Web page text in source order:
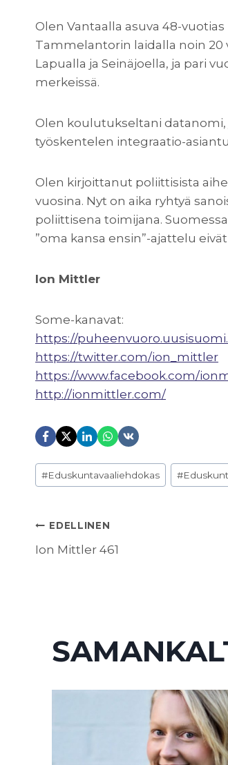
Olen Vantaalla asuva 48-
Tammelantorin laidalla noin 20
Lapualla ja Seinäjoella, ja pari
merkeissä.
Olen koulutukseltani datanomi,
työskentelen integraatio-
Olen kirjoittanut poliittisista
vuosina. Nyt on aika ryhtyä
poliittisena toimijana.
”oma kansa ensin”-ajattelu
Ion Mittler
Some-kanavat:
https://
https://twitter.com/ion_mittler
https://www.facebook.com/
http://ionmittler.com/
Avainsanat:
#Eduskuntavaaliehdokas #
ARTIKKELIEN
EDELLINEN
Ion Mittler 461